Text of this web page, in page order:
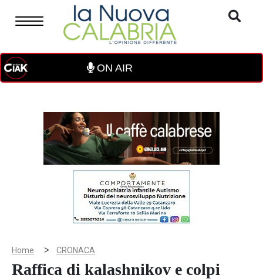
ON AIR
Home > CRONACA
Raffica di kalashnikov e colpi